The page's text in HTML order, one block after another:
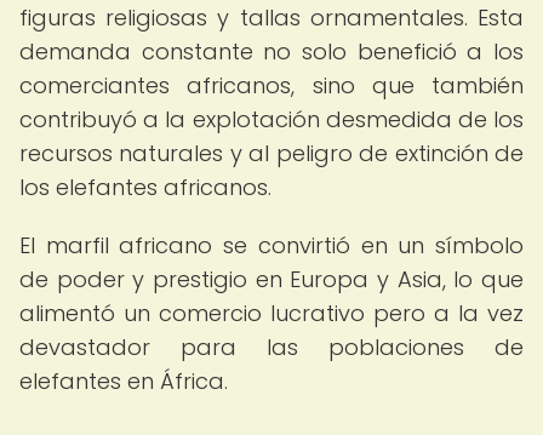
figuras religiosas y tallas ornamentales. Esta
demanda constante no solo benefició a los
comerciantes africanos, sino que también
contribuyó a la explotación desmedida de los
recursos naturales y al peligro de extinción de
los elefantes africanos.
El marfil africano se convirtió en un símbolo
de poder y prestigio en Europa y Asia, lo que
alimentó un comercio lucrativo pero a la vez
devastador para las poblaciones de
elefantes en África.